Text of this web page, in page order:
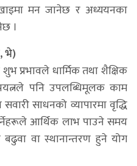
मन जानेछ र अध्ययनका
।
भे)
शुभ प्रभावले धार्मिक तथा शैक्षिक
पनि उपलब्धिमूलक काम
साधनको व्यापारमा वृद्धि
आर्थिक लाभ पाउने समय
वा स्थानान्तरण हुने योग